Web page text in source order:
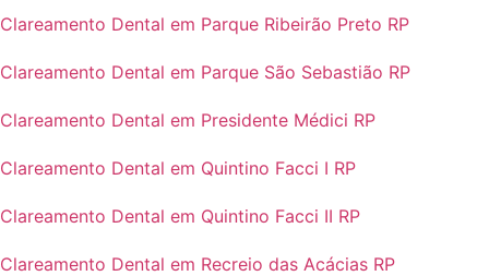
Clareamento Dental em Parque Ribeirão Preto RP
Clareamento Dental em Parque São Sebastião RP
Clareamento Dental em Presidente Médici RP
Clareamento Dental em Quintino Facci I RP
Clareamento Dental em Quintino Facci II RP
Clareamento Dental em Recreio das Acácias RP